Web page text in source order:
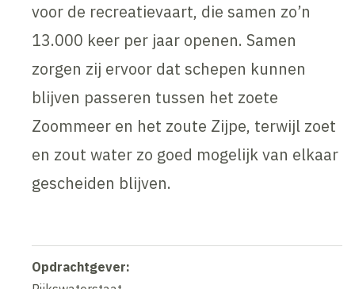
voor de recreatievaart, die samen zo’n
13.000 keer per jaar openen. Samen
zorgen zij ervoor dat schepen kunnen
blijven passeren tussen het zoete
Zoommeer en het zoute Zijpe, terwijl zoet
en zout water zo goed mogelijk van elkaar
gescheiden blijven.
Opdrachtgever: